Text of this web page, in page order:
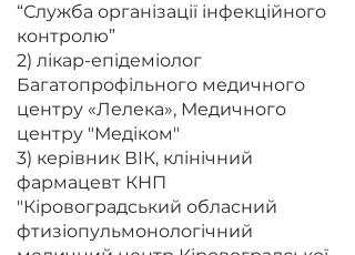
“Служба організації інфекційного
контролю”
2) лікар-епідеміолог
Багатопрофільного медичного
центру «Лелека», Медичного
центру "Медіком"
3) керівник ВІК, клінічний
фармацевт КНП
"Кіровоградський обласний
фтизіопульмонологічний